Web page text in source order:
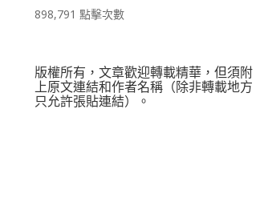
898,791 點擊次數
版權所有，文章歡迎轉載精華，但須附
上原文連結和作者名稱（除非轉載地方
只允許張貼連結）。